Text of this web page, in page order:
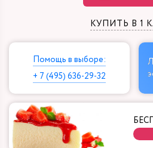
КУПИТЬ В 1
Помощь в выборе:
+ 7 (495) 636-29-32